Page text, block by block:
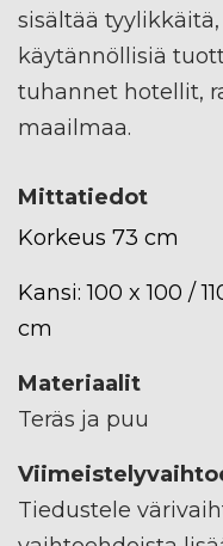
sisältää
käytännöllisiä
tuhannet hotellit,
maailmaa.
Mittatiedot
Korkeus 73 cm
Kansi: 100 x 100 /
cm
Materiaalit
Teräs ja puu
Tiedustele